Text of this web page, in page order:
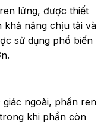
lửng, được thiết
khả năng chịu tải và
sử dụng phổ biến
ngoài, phần ren
khi phần còn